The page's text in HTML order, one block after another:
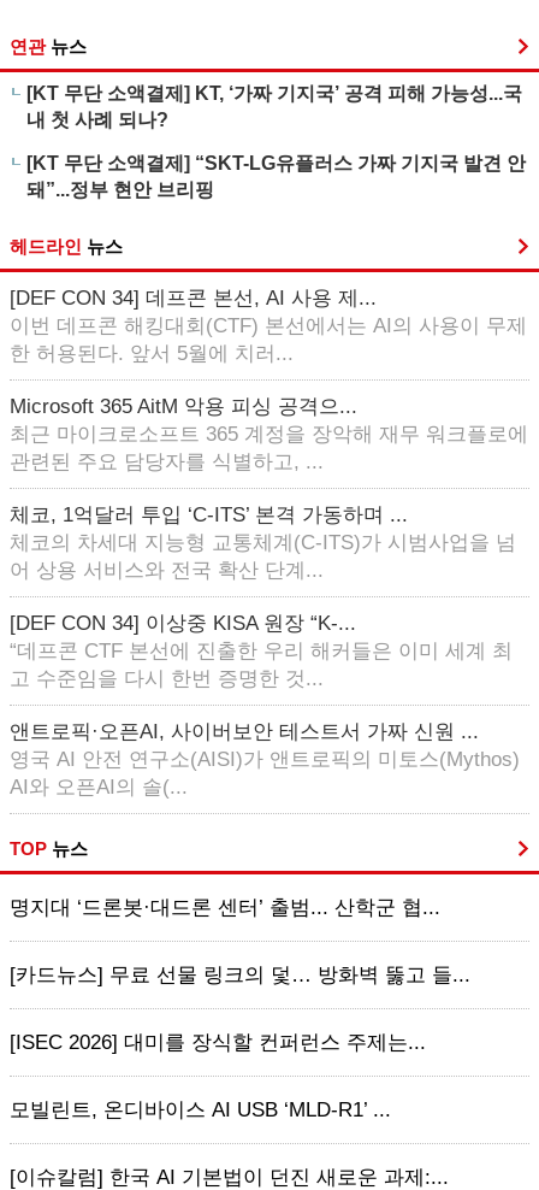
연관 뉴스
[KT 무단 소액결제] KT, ‘가짜 기지국’ 공격 피해 가능성...국
내 첫 사례 되나?
[KT 무단 소액결제] “SKT-LG유플러스 가짜 기지국 발견 안
돼”...정부 현안 브리핑
헤드라인 뉴스
[DEF CON 34] 데프콘 본선, AI 사용 제...
이번 데프콘 해킹대회(CTF) 본선에서는 AI의 사용이 무제
한 허용된다. 앞서 5월에 치러...
Microsoft 365 AitM 악용 피싱 공격으...
최근 마이크로소프트 365 계정을 장악해 재무 워크플로에
관련된 주요 담당자를 식별하고, ...
체코, 1억달러 투입 ‘C-ITS’ 본격 가동하며 ...
체코의 차세대 지능형 교통체계(C-ITS)가 시범사업을 넘
어 상용 서비스와 전국 확산 단계...
[DEF CON 34] 이상중 KISA 원장 “K-...
“데프콘 CTF 본선에 진출한 우리 해커들은 이미 세계 최
고 수준임을 다시 한번 증명한 것...
앤트로픽·오픈AI, 사이버보안 테스트서 가짜 신원 ...
영국 AI 안전 연구소(AISI)가 앤트로픽의 미토스(Mythos)
AI와 오픈AI의 솔(...
TOP 뉴스
명지대 ‘드론봇·대드론 센터’ 출범... 산학군 협...
[카드뉴스] 무료 선물 링크의 덫… 방화벽 뚫고 들...
[ISEC 2026] 대미를 장식할 컨퍼런스 주제는...
모빌린트, 온디바이스 AI USB ‘MLD-R1’ ...
[이슈칼럼] 한국 AI 기본법이 던진 새로운 과제:...